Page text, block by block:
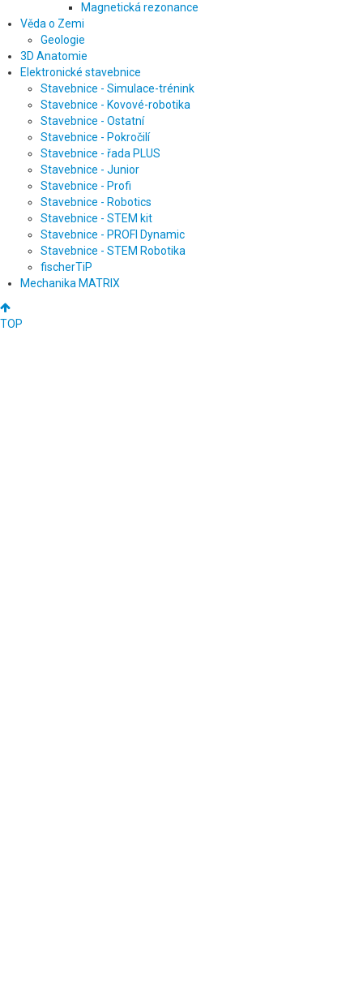
Magnetická rezonance
Věda o Zemi
Geologie
3D Anatomie
Elektronické stavebnice
Stavebnice - Simulace-trénink
Stavebnice - Kovové-robotika
Stavebnice - Ostatní
Stavebnice - Pokročilí
Stavebnice - řada PLUS
Stavebnice - Junior
Stavebnice - Profi
Stavebnice - Robotics
Stavebnice - STEM kit
Stavebnice - PROFI Dynamic
Stavebnice - STEM Robotika
fischerTiP
Mechanika MATRIX
TOP